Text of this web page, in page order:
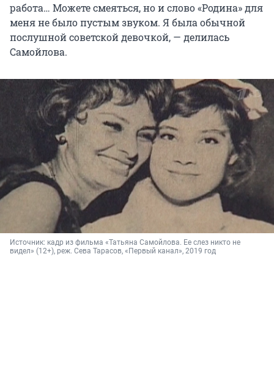
работа… Можете смеяться, но и слово «Родина» для
меня не было пустым звуком. Я была обычной
послушной советской девочкой, — делилась
Самойлова.
Источник: кадр из фильма «Татьяна Самойлова. Ее слез никто не
видел» (12+), реж. Сева Тарасов, «Первый канал», 2019 год